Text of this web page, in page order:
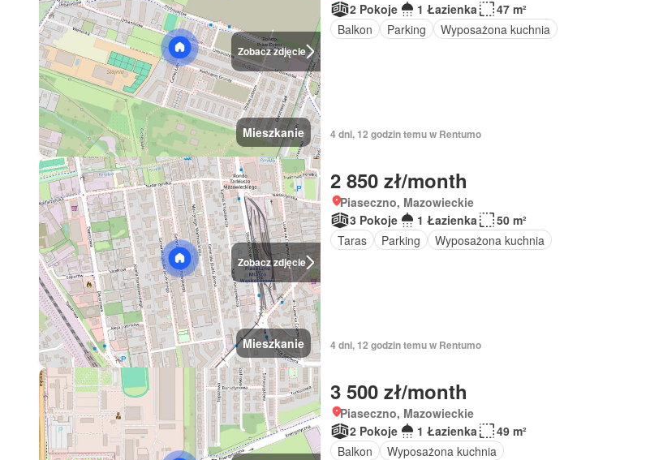
Zobacz zdjęcie
Mieszkanie
2 Pokoje
1 Łazienka
47 m²
Balkon
Parking Wyposażona kuchnia
4 dni, 12 godzin temu w Rentumo
Zobacz zdjęcie
Mieszkanie
2 850 zł/month
Piaseczno, Mazowieckie
3 Pokoje
1 Łazienka
50 m²
Taras
Parking Wyposażona kuchnia
4 dni, 12 godzin temu w Rentumo
3 500 zł/month
Piaseczno, Mazowieckie
2 Pokoje
1 Łazienka
49 m²
Balkon
Wyposażona kuchnia